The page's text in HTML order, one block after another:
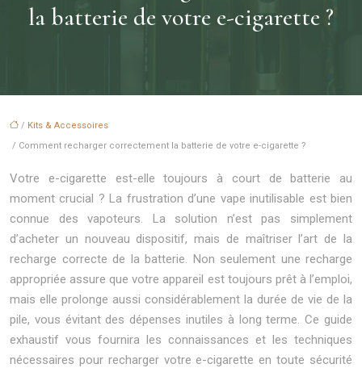
la batterie de votre e-cigarette ?
/ Kits & Accessoires
/ Comment recharger correctement la batterie de votre e-cigarette ?
Votre e-cigarette est-elle toujours à court de batterie au
moment crucial ? La frustration d’une vape inutilisable est bien
connue des vapoteurs. La solution n’est pas simplement
d’acheter un nouveau dispositif, mais de maîtriser l’art de la
recharge correcte de la batterie. Non seulement une recharge
appropriée assure que votre appareil est toujours prêt à l’emploi,
mais elle prolonge aussi considérablement la durée de vie de la
pile, vous évitant des dépenses inutiles à long terme. Ce guide
exhaustif vous fournira les connaissances et les techniques
nécessaires pour recharger votre e-cigarette en toute sécurité